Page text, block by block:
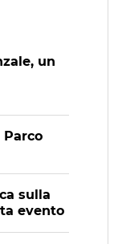
un
Parco
sulla
evento